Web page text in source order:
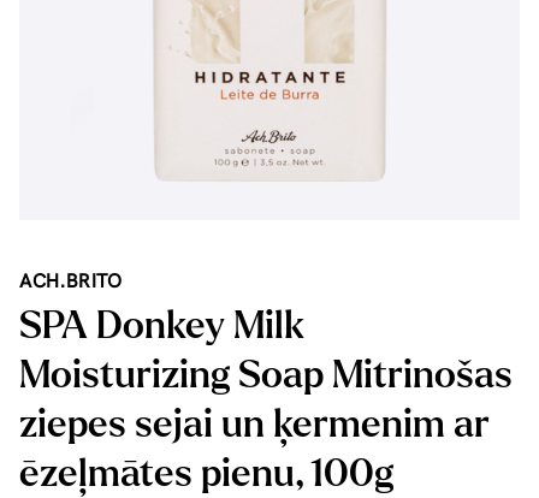
ACH.BRITO
SPA Donkey Milk
Moisturizing Soap Mitrinošas
ziepes sejai un ķermenim ar
ēzeļmātes pienu, 100g